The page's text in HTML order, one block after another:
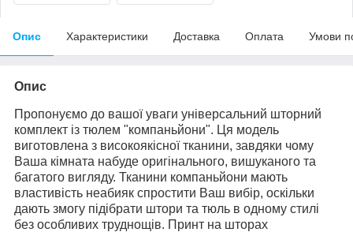
Опис Характеристики Доставка Оплата Умови
Опис
Пропонуємо до вашої уваги універсальний шторний
комплект із тюлем "компаньйони". Ця модель
виготовлена з високоякісної тканини, завдяки чому
Ваша кімната набуде оригінального, вишуканого та
багатого вигляду. Тканини компаньйони мають
властивість неабияк спростити Ваш вибір, оскільки
дають змогу підібрати штори та тюль в одному стилі
без особливих труднощів. Принт на шторах